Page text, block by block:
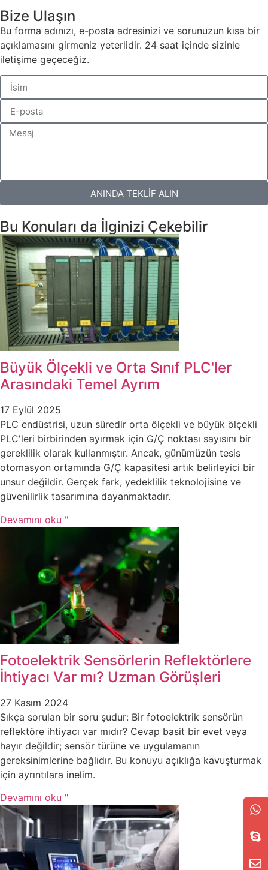
Bize Ulaşın
Bu forma adınızı, e-posta adresinizi ve sorunuzun kısa bir
açıklamasını girmeniz yeterlidir. 24 saat içinde sizinle
iletişime geçeceğiz.
ANINDA TEKLİF ALIN
Bu Konuları da İlginizi Çekebilir
Büyük Ölçekli ve Orta Sınıf PLC'ler
Arasındaki Temel Ayrım
17 Eylül 2025
PLC endüstrisi, uzun süredir orta ölçekli ve büyük ölçekli
PLC'leri birbirinden ayırmak için G/Ç noktası sayısını bir
gereklilik olarak kullanmıştır. Ancak, günümüzün tesis
otomasyon ortamında G/Ç kapasitesi artık belirleyici bir
unsur değildir. Gerçek fark, yedeklilik teknolojisine ve
güvenilirlik tasarımına dayanmaktadır.
Devamını oku "
Fotoelektrik Sensörlerin Reflektörlere
İhtiyacı Var mı? Uzman Görüşleri
27 Kasım 2024
Sıkça sorulan bir soru şudur: Bir fotoelektrik sensörün
reflektöre ihtiyacı var mıdır? Cevap basit bir evet veya
hayır değildir; sensör türüne ve uygulamanın
gereksinimlerine bağlıdır. Bu konuyu açıklığa kavuşturmak
için ayrıntılara inelim.
Devamını oku "